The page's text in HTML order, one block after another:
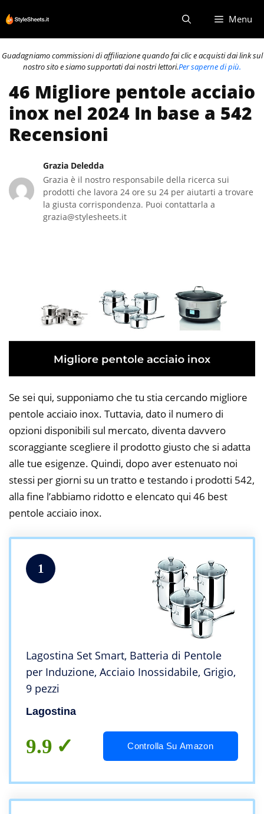
al
contenuto
Menu
Guadagniamo commissioni di affiliazione quando fai clic e acquisti dai link sul
nostro sito e siamo supportati dai nostri lettori.Per saperne di più.
46 Migliore pentole acciaio
inox nel 2024 In base a 542
Recensioni
Grazia Deledda
Grazia è il nostro responsabile della ricerca sui
prodotti che lavora 24 ore su 24 per aiutarti a trovare
la giusta corrispondenza. Puoi contattarla a
grazia@stylesheets.it
Se sei qui, supponiamo che tu stia cercando migliore
pentole acciaio inox. Tuttavia, dato il numero di
opzioni disponibili sul mercato, diventa davvero
scoraggiante scegliere il prodotto giusto che si adatta
alle tue esigenze. Quindi, dopo aver estenuato noi
stessi per giorni su un tratto e testando i prodotti 542,
alla fine l’abbiamo ridotto e elencato qui 46 best
pentole acciaio inox.
1
Lagostina Set Smart, Batteria di Pentole
per Induzione, Acciaio Inossidabile, Grigio,
9 pezzi
Lagostina
9.9 Controlla Su Amazon